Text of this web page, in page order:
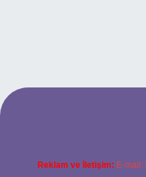
giriş
Reklam ve İletişim: E-mail: